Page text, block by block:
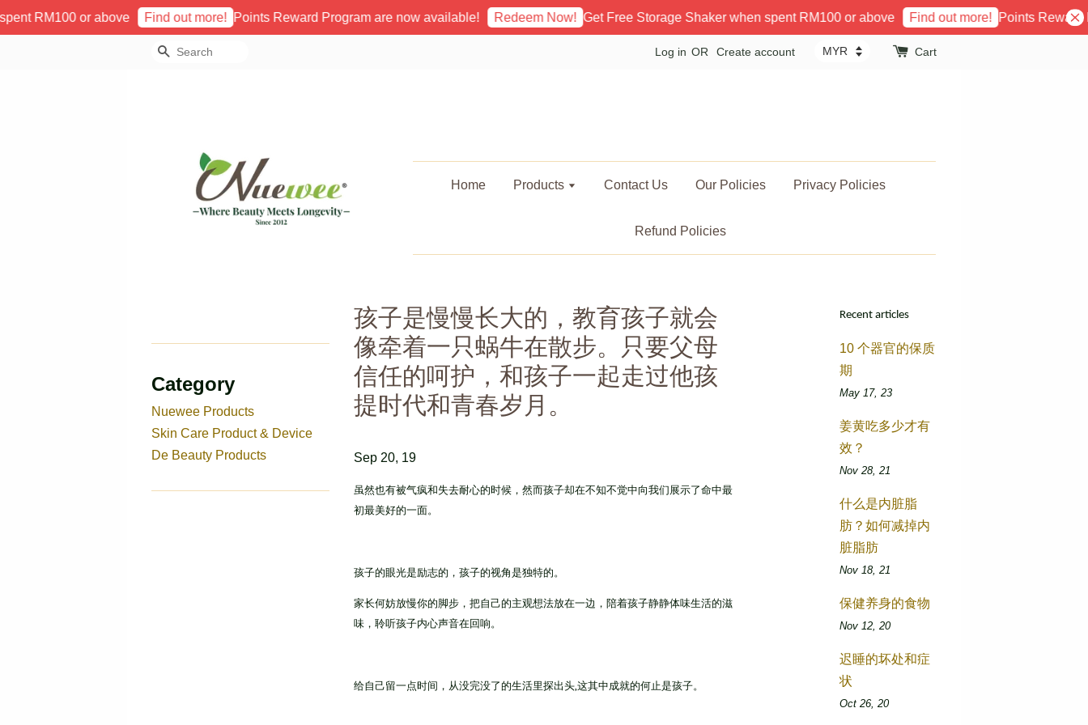
RM100 or above Find out more! Points Reward Program are now available! Redeem Now! Get Free Storage Shaker when spent RM100 or above Find out more! Points Reward
Search Log in OR Create account Cart
Home Products Contact Us Our Policies Privacy Policies
Refund Policies
Category
Nuewee Products
Skin Care Product & Device
De Beauty Products
孩子是慢慢长大的，教育孩子就会
像牵着一只蜗牛在散步。只要父母
信任的呵护，和孩子一起走过他孩
提时代和青春岁月。
Sep 20, 19
虽然也有被气疯和失去耐心的时候，然而孩子却在不知不觉中向我们展示了命中最
初最美好的一面。
孩子的眼光是励志的，孩子的视角是独特的。
家长何妨放慢你的脚步，把自己的主观想法放在一边，陪着孩子静静体味生活的滋
味，聆听孩子内心声音在回响。
给自己留一点时间，从没完没了的生活里探出头 这其中成就的何止是孩子。
Recent articles
10 个器官的保质
期
May 17, 23
姜黄吃多少才有
效？
Nov 28, 21
什么是内脏脂
肪？如何减掉内
脏脂肪
Nov 18, 21
保健养身的食物
Nov 12, 20
迟睡的坏处和症
状
Oct 26, 20